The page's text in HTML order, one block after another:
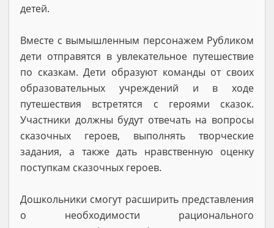
детей.
Вместе с вымышленным персонажем Рубликом
дети отправятся в увлекательное путешествие
по сказкам. Дети образуют команды от своих
образовательных учреждений и в ходе
путешествия встретятся с героями сказок.
Участники должны будут отвечать на вопросы
сказочных героев, выполнять творческие
задания, а также дать нравственную оценку
поступкам сказочных героев.
Дошкольники смогут расширить представления
о необходимости рационального